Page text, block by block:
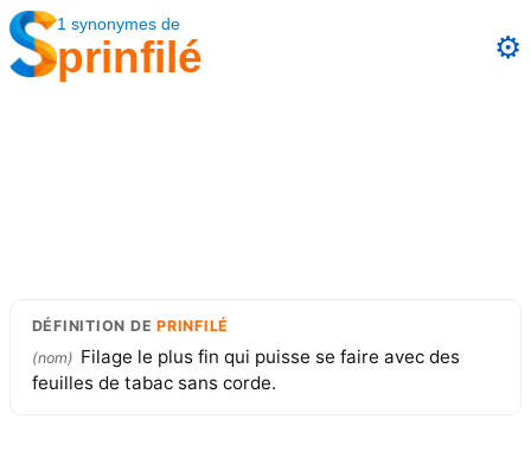
1 synonymes de
prinfilé ⚙️
DÉFINITION DEPRINFILÉ
(nom) Filage le plus fin qui puisse se faire avec des
feuilles de tabac sans corde.